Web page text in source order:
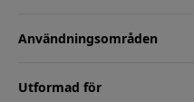
Användningsområden
Utformad för